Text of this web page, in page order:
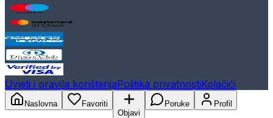
Uvjeti i pravila korištenjaPolitika privatnostiKolačići
Naslovna
Favoriti
Objavi
Poruke Profil